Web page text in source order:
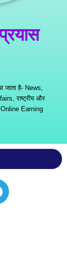
जाता है- News,
राष्ट्रीय और
Online Earning